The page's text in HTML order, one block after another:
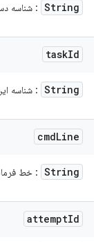
String : شناسه
taskId
String : شناسه
cmdLine
String : خط
attemptId